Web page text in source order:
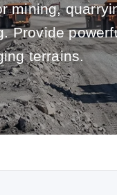
mining,
Provide
terrains.